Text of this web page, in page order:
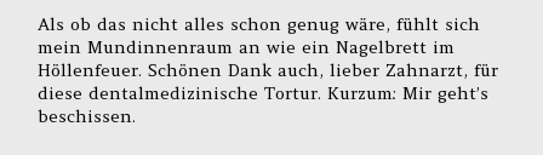
Als ob das nicht alles schon genug wäre, fühlt sich
mein Mundinnenraum an wie ein Nagelbrett im
Höllenfeuer. Schönen Dank auch, lieber Zahnarzt, für
diese dentalmedizinische Tortur. Kurzum: Mir geht’s
beschissen.